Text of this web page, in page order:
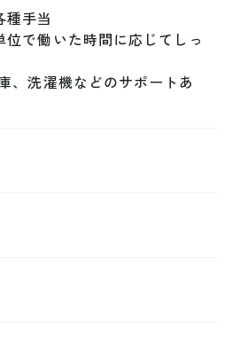
手当
で働いた時間に応じてしっ
、洗濯機などのサポートあ